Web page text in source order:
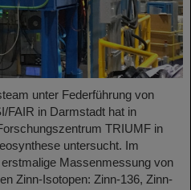
unter Federführung von
FAIR in Darmstadt hat in
TRIUMF in
untersucht. Im
Massenmessung von
Zinn-Isotopen: Zinn-136, Zinn-